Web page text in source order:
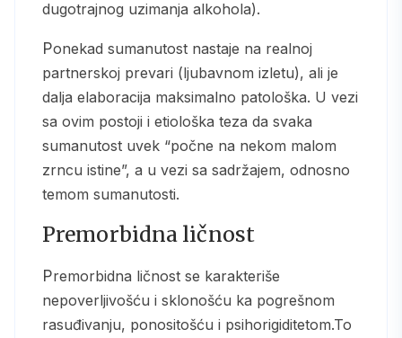
dugotrajnog uzimanja alkohola).
Ponekad sumanutost nastaje na realnoj
partnerskoj prevari (ljubavnom izletu), ali je
dalja elaboracija maksimalno patološka. U vezi
sa ovim postoji i etiološka teza da svaka
sumanutost uvek “počne na nekom malom
zrncu istine”, a u vezi sa sadržajem, odnosno
temom sumanutosti.
Premorbidna ličnost
Premorbidna ličnost se karakteriše
nepoverljivošću i sklonošću ka pogrešnom
rasuđivanju, ponositošću i psihorigiditetom.To